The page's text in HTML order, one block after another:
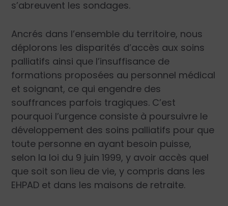
s’abreuvent les sondages.
Ancrés dans l’ensemble du territoire, nous
déplorons les disparités d’accès aux soins
palliatifs ainsi que l’insuffisance de
formations proposées au personnel médical
et soignant, ce qui engendre des
souffrances parfois tragiques. C’est
pourquoi l’urgence consiste à poursuivre le
développement des soins palliatifs pour que
toute personne en ayant besoin puisse,
selon la loi du 9 juin 1999, y avoir accès quel
que soit son lieu de vie, y compris dans les
EHPAD et dans les maisons de retraite.